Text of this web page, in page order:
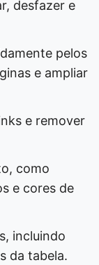
desfazer e
pelos
e ampliar
e remover
como
e cores de
incluindo
da tabela.